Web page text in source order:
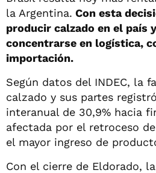
la Argentina. Con esta
producir calzado en el país
concentrarse en logística,
importación.
Según datos del INDEC, la
calzado y sus partes
interanual de 30,9% hacia
afectada por el retroceso
el mayor ingreso de
Con el cierre de Eldorado,